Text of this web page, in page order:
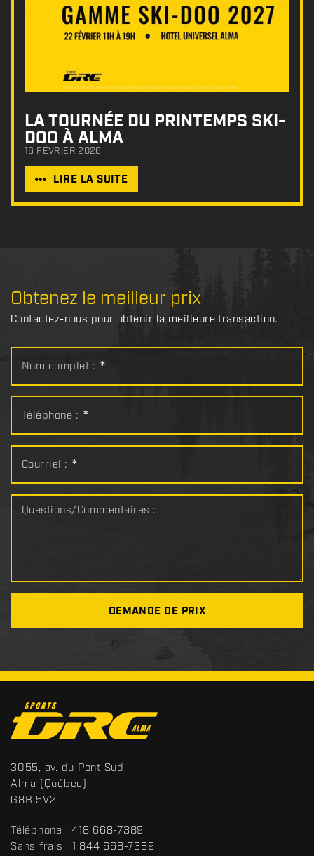
LA TOURNÉE DU PRINTEMPS SKI-
DOO À ALMA
16 FÉVRIER 2026
LIRE LA SUITE
Obtenez le meilleur prix
Contactez-nous pour obtenir la meilleure transaction.
Nom complet : *
Téléphone : *
Courriel : *
Questions/Commentaires :
DEMANDE DE PRIX
o
n
t
a
c
S
p
o
t
s
3055, av. du Pont Sud
Alma (Québec)
G8B 5V2
Téléphone : 418 668-7389
Sans frais : 1 844 668-7389